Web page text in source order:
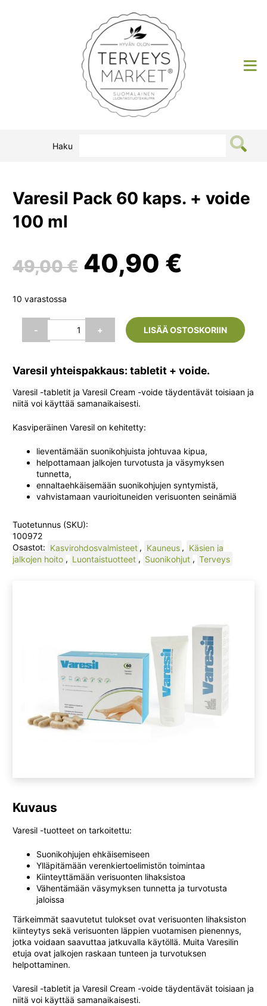
Terveysmarket
Haku
Varesil Pack 60 kaps. + voide
100 ml
49,00€ Alkuperäinen
oli:
49,00 €.
40,90 €
on:
40,90
10 varastossa
-
+
100
ml
+ LISÄÄ OSTOSKORIIN
Varesil yhteispakkaus: tabletit + voide.
Varesil -tabletit ja Varesil Cream -voide täydentävät toisiaan ja
niitä voi käyttää samanaikaisesti.
Kasviperäinen Varesil on kehitetty:
lieventämään suonikohjuista johtuvaa kipua,
helpottamaan jalkojen turvotusta ja väsymyksen
tunnetta,
ennaltaehkäisemään suonikohjujen syntymistä,
vahvistamaan vaurioituneiden verisuonten seinämiä
Tuotetunnus (SKU):
100972
Osastot: Kasvirohdosvalmisteet , Kauneus , Käsien ja
jalkojen hoito , Luontaistuotteet , Suonikohjut , Terveys
Kuvaus
Varesil -tuotteet on tarkoitettu:
Suonikohjujen ehkäisemiseen
Ylläpitämään verenkiertoelimistön toimintaa
Kiinteyttämään verisuonten lihaksistoa
Vähentämään väsymyksen tunnetta ja turvotusta
jaloissa
Tärkeimmät saavutetut tulokset ovat verisuonten lihaksiston
kiinteytys sekä verisuonten läppien vuotamisen pienennys,
jotka voidaan saavuttaa jatkuvalla käytöllä. Muita Varesilin
etuja ovat jalkojen raskaan tunteen ja turvotuksen
helpottaminen.
Varesil -tabletit ja Varesil Cream -voide täydentävät toisiaan ja
niitä voi käyttää samanaikaisesti.